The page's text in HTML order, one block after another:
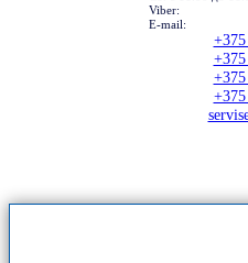
Viber:
E-mail: